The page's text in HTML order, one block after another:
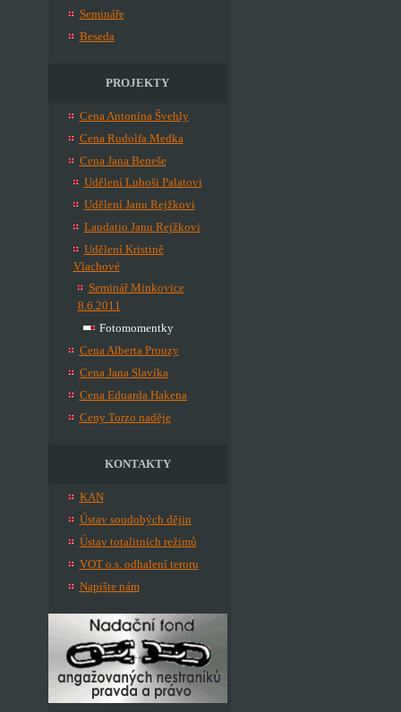
Semináře
Beseda
PROJEKTY
Cena Antonína Švehly
Cena Rudolfa Medka
Cena Jana Beneše
Udělení Luboši Palatovi
Udělení Janu Rejžkovi
Laudatio Janu Rejžkovi
Udělení Kristině
Vlachové
Seminář Minkovice
8.6.2011
Fotomomentky
Cena Alberta Prouzy
Cena Jana Slavíka
Cena Eduarda Hakena
Ceny Torzo naděje
KONTAKTY
KAN
Ústav soudobých dějin
Ústav totalitních režimů
VOT o.s. odhalení teroru
Napište nám